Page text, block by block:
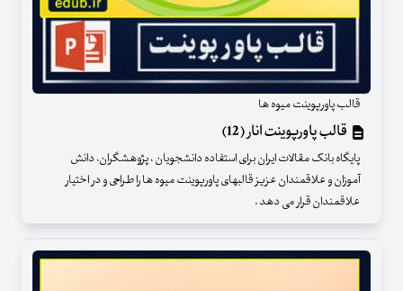
قالب پاورپوینت میوه ها
قالب پاورپوینت انار (12)
پایگاه بانک مقالات ایران برای استفاده دانشجویان ، پژوهشگران، دانش
آموزان و علاقمندان عزیز قالبهای پاورپوینت میوه ها را طراحی و در اختیار
علاقمندان قرار می دهد .